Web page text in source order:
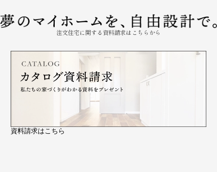
注文住宅に関する資料請求はこちらから
資料請求はこちら